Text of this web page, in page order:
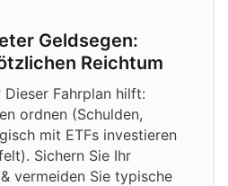
Geldsegen:
Reichtum
Fahrplan hilft:
ordnen (Schulden,
mit ETFs investieren
Sichern Sie Ihr
vermeiden Sie typische